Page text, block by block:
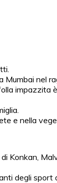
nel
impazzita
e nella
Konkan,
degli sport